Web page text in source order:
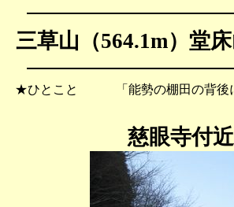
三草山（564.1m）堂
★ひとこと 「能勢の棚田の背後に
慈眼寺付